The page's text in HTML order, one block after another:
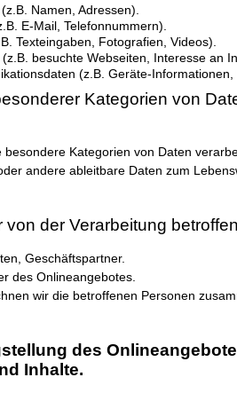
Namen, Adressen).
E-Mail, Telefonnummern).
Texteingaben, Fotografien, Videos).
besuchte Webseiten, Interesse an
(z.B. Geräte-Informationen,
Kategorien von
besondere Kategorien von Daten
andere ableitbare Daten zum
von der Verarbeitung
Geschäftspartner.
des Onlineangebotes.
wir die betroffenen Personen
des
Inhalte.